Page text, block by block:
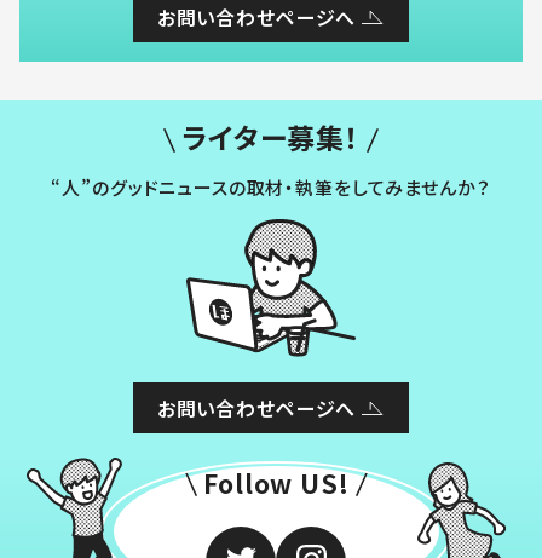
お問い合わせページへ
ライター募集！
“人”のグッドニュースの取材・執筆をしてみませんか？
お問い合わせページへ
Follow US!